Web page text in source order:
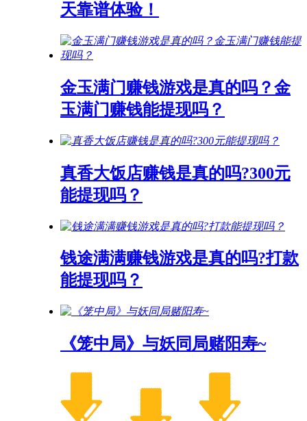
天靠谱体验！
金玉满门赚钱游戏是真的吗？金
玉满门赚钱能提现吗？
真香大饭店赚钱是真的吗?300元
能提现吗？
钱途满满赚钱游戏是真的吗?打款
能提现吗？
《笼中局》与妖同局赌阳寿~